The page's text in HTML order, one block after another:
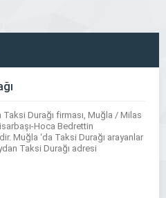
Durağı firması, Muğla / Milas
Hoca Bedrettin
Muğla ‘da Taksi Durağı arayanlar
Taksi Durağı adresi